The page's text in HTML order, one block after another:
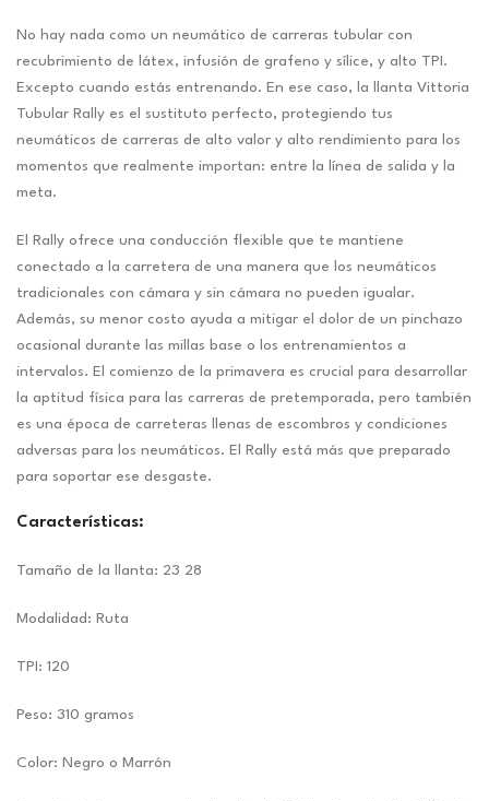
No hay nada como un neumático de carreras tubular con
recubrimiento de látex, infusión de grafeno y sílice, y alto TPI.
Excepto cuando estás entrenando. En ese caso, la llanta Vittoria
Tubular Rally es el sustituto perfecto, protegiendo tus
neumáticos de carreras de alto valor y alto rendimiento para los
momentos que realmente importan: entre la línea de salida y la
meta.
El Rally ofrece una conducción flexible que te mantiene
conectado a la carretera de una manera que los neumáticos
tradicionales con cámara y sin cámara no pueden igualar.
Además, su menor costo ayuda a mitigar el dolor de un pinchazo
ocasional durante las millas base o los entrenamientos a
intervalos. El comienzo de la primavera es crucial para desarrollar
la aptitud física para las carreras de pretemporada, pero también
es una época de carreteras llenas de escombros y condiciones
adversas para los neumáticos. El Rally está más que preparado
para soportar ese desgaste.
Características:
Tamaño de la llanta: 23 28
Modalidad: Ruta
TPI: 120
Peso: 310 gramos
Color: Negro o Marrón